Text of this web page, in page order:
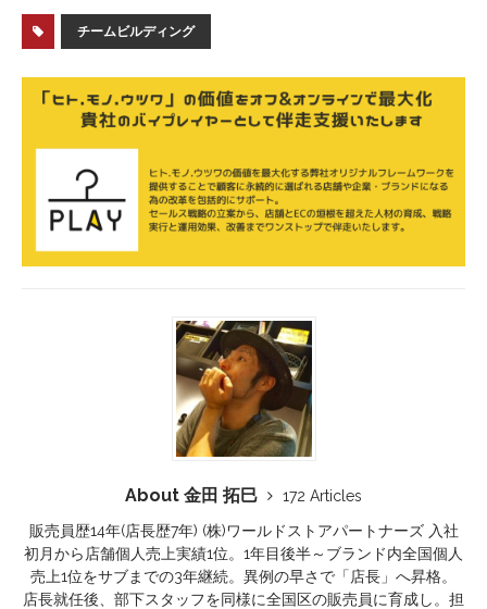
チームビルディング
About 金田 拓巳
172 Articles
販売員歴14年(店長歴7年) (株)ワールドストアパートナーズ 入社
初月から店舗個人売上実績1位。1年目後半～ブランド内全国個人
売上1位をサブまでの3年継続。異例の早さで「店長」へ昇格。
店長就任後、部下スタッフを同様に全国区の販売員に育成し。担